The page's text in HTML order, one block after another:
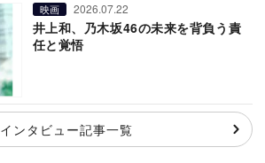
映画 2026.07.22
井上和、乃木坂46の未来を背負う責
任と覚悟
インタビュー記事一覧